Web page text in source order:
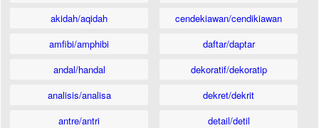
akidah/aqidah
amfibi/amphibi
andal/handal
analisis/analisa
antre/antri
cendekiawan/cendikiawan
daftar/daptar
dekoratif/dekoratip
dekret/dekrit
detail/detil